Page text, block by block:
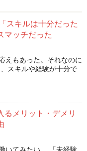
スキルは十分だった
マッチだった
えもあった。それなのに
スキルや経験が十分で
るメリット・デメリ